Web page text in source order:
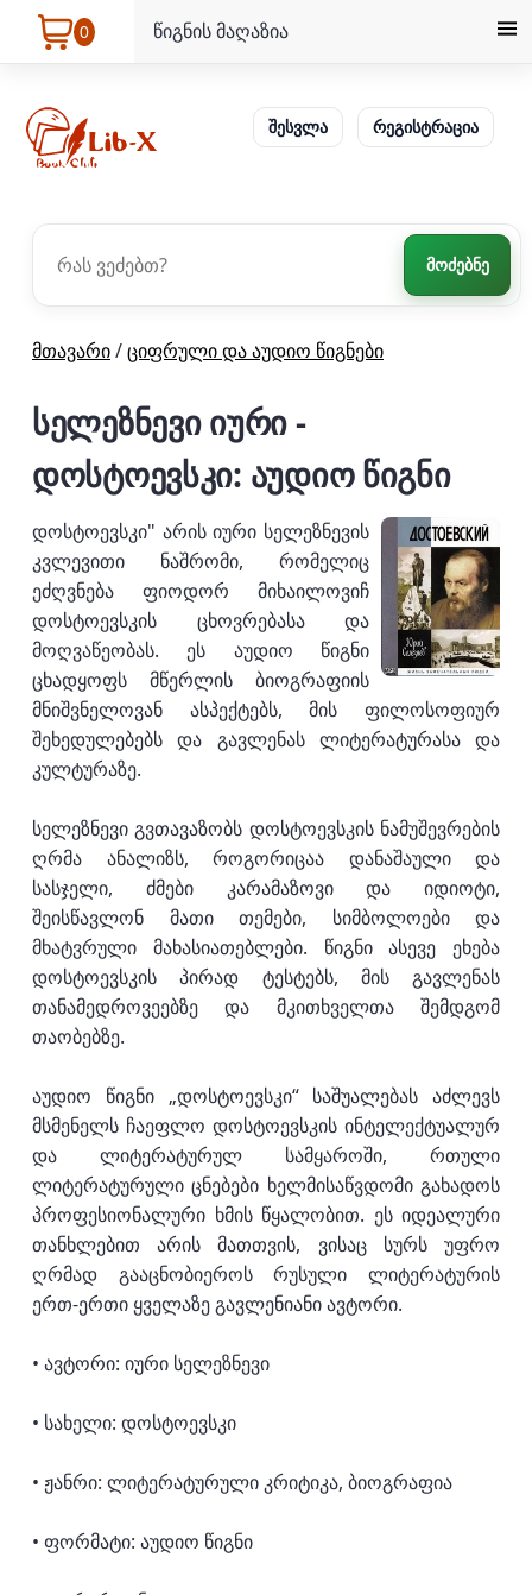
0 წიგნის მაღაზია
შესვლა რეგისტრაცია
მოძებნე
მთავარი/ციფრული და აუდიო წიგნები
სელეზნევი იური -
დოსტოევსკი: აუდიო წიგნი
დოსტოევსკი" არის იური სელეზნევის
კვლევითი ნაშრომი, რომელიც
ეძღვნება ფიოდორ მიხაილოვიჩ
დოსტოევსკის ცხოვრებასა და
მოღვაწეობას. ეს აუდიო წიგნი
ცხადყოფს მწერლის ბიოგრაფიის
მნიშვნელოვან ასპექტებს, მის ფილოსოფიურ
შეხედულებებს და გავლენას ლიტერატურასა და
კულტურაზე.
სელეზნევი გვთავაზობს დოსტოევსკის ნამუშევრების
ღრმა ანალიზს, როგორიცაა დანაშაული და
სასჯელი, ძმები კარამაზოვი და იდიოტი,
შეისწავლონ მათი თემები, სიმბოლოები და
მხატვრული მახასიათებლები. წიგნი ასევე ეხება
დოსტოევსკის პირად ტესტებს, მის გავლენას
თანამედროვეებზე და მკითხველთა შემდგომ
თაობებზე.
აუდიო წიგნი „დოსტოევსკი“ საშუალებას აძლევს
მსმენელს ჩაეფლო დოსტოევსკის ინტელექტუალურ
და ლიტერატურულ სამყაროში, რთული
ლიტერატურული ცნებები ხელმისაწვდომი გახადოს
პროფესიონალური ხმის წყალობით. ეს იდეალური
თანხლებით არის მათთვის, ვისაც სურს უფრო
ღრმად გააცნობიეროს რუსული ლიტერატურის
ერთ-ერთი ყველაზე გავლენიანი ავტორი.
• ავტორი: იური სელეზნევი
• სახელი: დოსტოევსკი
• ჟანრი: ლიტერატურული კრიტიკა, ბიოგრაფია
• ფორმატი: აუდიო წიგნი